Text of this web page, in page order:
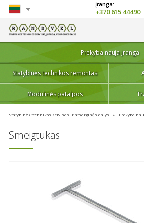
Lietuvių
English
+370 615 44490
Prekyba nauja įranga
Statybinės technikos remontas
Modulinės patalpos
Statybinės technikos servisas ir atsarginės dalys Prekyba
Smeigtukas